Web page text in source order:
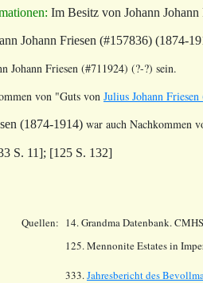
Im Besitz von Johann Johann
Johann Friesen (#157836) (1874-
Johann Friesen (#711924) (?-?) sein.
von "Guts von Julius Johann
(1874-1914) war auch Nachkommen
S. 11]; [125 S. 132]
Quellen: 14.Grandma Datenbank.
125. Mennonite Estates in
333.Jahresbericht des